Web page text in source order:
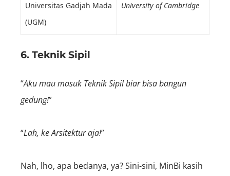
Universitas Gadjah Mada
(UGM)
University of Cambridge
6. Teknik Sipil
“Aku mau masuk Teknik Sipil biar bisa bangun
gedung!”
“Lah, ke Arsitektur aja!”
Nah, lho, apa bedanya, ya? Sini-sini, MinBi kasih